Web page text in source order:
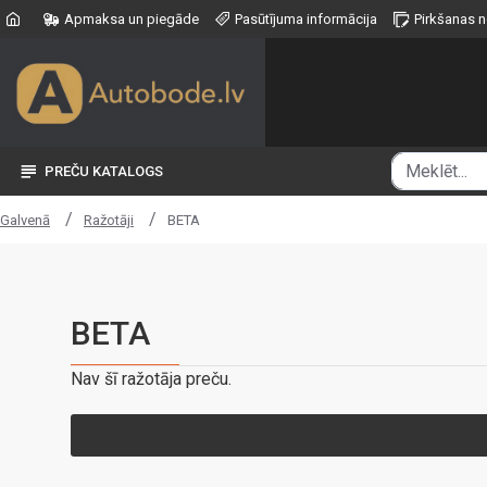
Apmaksa un piegāde Pasūtījuma informācija Pirkšanas
PREČU KATALOGS
Galvenā Ražotāji BETA
BETA
Nav šī ražotāja preču.